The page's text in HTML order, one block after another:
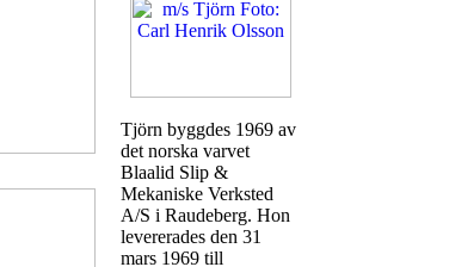
Tjörn byggdes 1969 av
det norska varvet
Blaalid Slip &
Mekaniske Verksted
A/S i Raudeberg. Hon
levererades den 31
mars 1969 till